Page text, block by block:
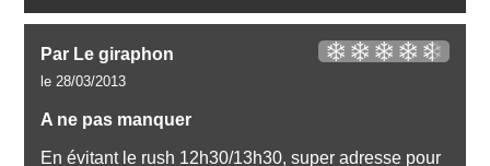
Par Le giraphon
le 28/03/2013
A ne pas manquer
En évitant le rush 12h30/13h30, super adresse pour